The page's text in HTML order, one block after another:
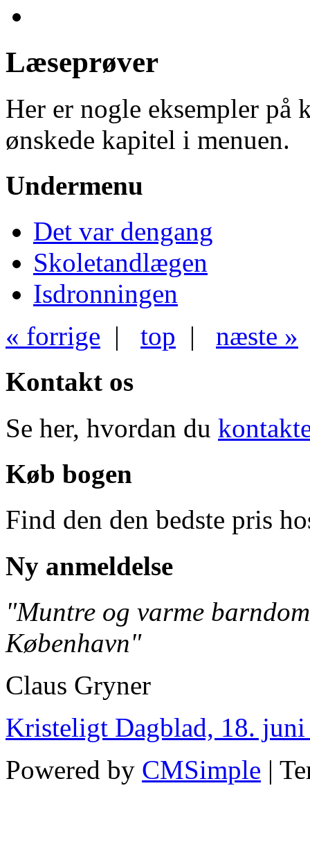
Læseprøver
Her er nogle eksempler
ønskede kapitel i menuen.
Undermenu
Det var dengang
Skoletandlægen
Isdronningen
« forrige | top | næste »
Kontakt os
Se her, hvordan du
Køb bogen
Find den den bedste pris
Ny anmeldelse
"Muntre og varme
København"
Claus Gryner
Kristeligt Dagblad, 18.
Powered by CMSimple |